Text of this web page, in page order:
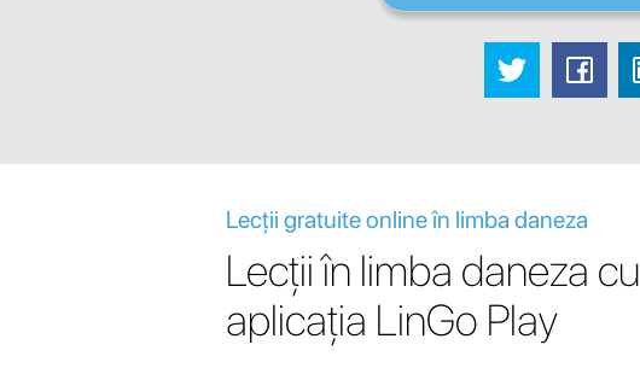
Lecții gratuite online în limba daneza
Lecții în limba daneza cu
aplicația LinGo Play